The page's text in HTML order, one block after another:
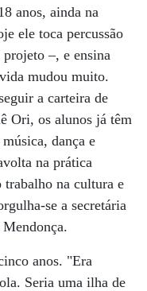
anos, ainda na
ele toca percussão
–, e ensina
mudou muito.
a carteira de
Ori, os alunos já têm
dança e
na prática
trabalho na cultura e
se a secretária
anos. "Era
Seria uma ilha de